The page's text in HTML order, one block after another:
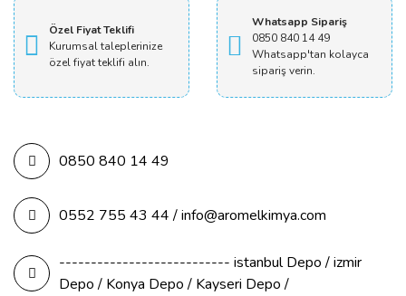
Özel Fiyat Teklifi
Kurumsal taleplerinize
özel fiyat teklifi alın.
Whatsapp Sipariş
0850 840 14 49
Whatsapp'tan kolayca
sipariş verin.
0850 840 14 49
0552 755 43 44 / info@aromelkimya.com
--------------------------- istanbul Depo / izmir
Depo / Konya Depo / Kayseri Depo /